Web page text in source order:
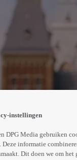
Pieter op
prille
instellingen
DPG Media gebruiken
Deze informatie
Dit doen we om het